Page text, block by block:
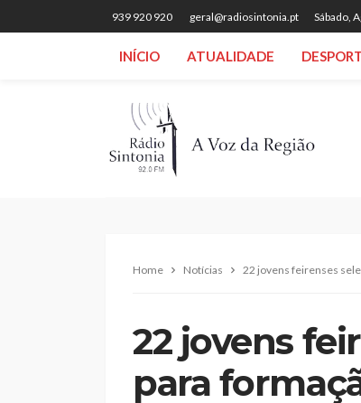
939 920 920 geral@radiosintonia.pt Sábado,
INÍCIO ATUALIDADE
Home Notícias 22 jovens feirenses
22 jovens
para